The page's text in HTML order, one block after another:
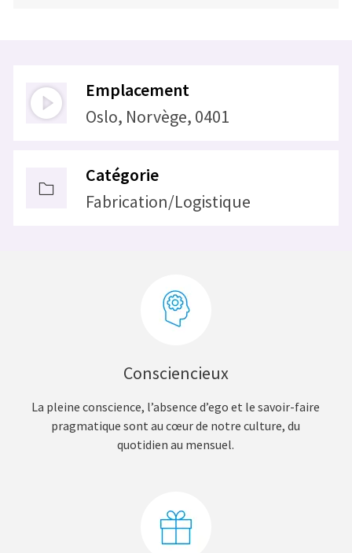
Emplacement
Oslo, Norvège, 0401
Catégorie
Fabrication/Logistique
Consciencieux
La pleine conscience, l’absence d’ego et le savoir-faire
pragmatique sont au cœur de notre culture, du
quotidien au mensuel.